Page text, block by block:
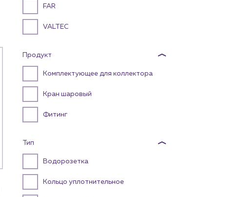
FAR
VALTEC
Продукт
Комплектующее для коллектора
Кран шаровый
Фитинг
Тип
Водорозетка
Кольцо уплотнительное